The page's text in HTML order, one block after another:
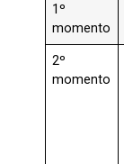
1º
momento
2º
momento